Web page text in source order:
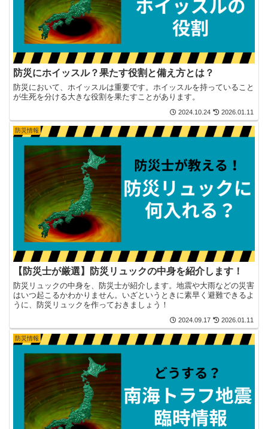
防災にホイッスル？果たす役割と備え方とは？
防災において、ホイッスルは重要です。ホイッスルを持っていること
が生死を分ける大きな役割を果たすことがあります。
2024.10.24 2026.01.11
防災情報
【防災士が厳選】防災リュックの中身を紹介します！
防災リュックの中身を、防災士が紹介します。地震や大雨などの災害
はいつ起こるかわかりません。いざというときに素早く避難できるよ
うに、防災リュックを作っておきましょう！
2024.09.17 2026.01.11
防災情報